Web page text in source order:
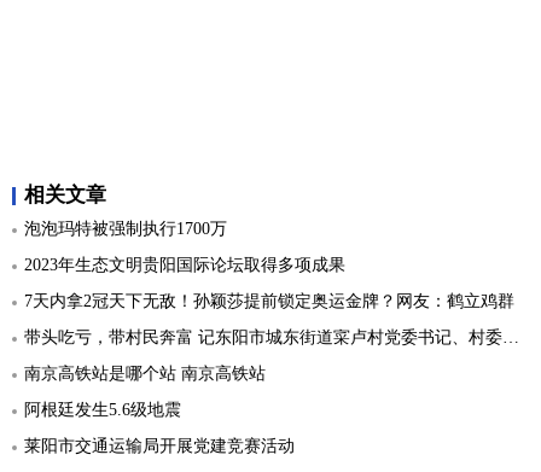
相关文章
泡泡玛特被强制执行1700万
2023年生态文明贵阳国际论坛取得多项成果
7天内拿2冠天下无敌！孙颖莎提前锁定奥运金牌？网友：鹤立鸡群
带头吃亏，带村民奔富 记东阳市城东街道寀卢村党委书记、村委会主任卢阳春
南京高铁站是哪个站 南京高铁站
阿根廷发生5.6级地震
莱阳市交通运输局开展党建竞赛活动